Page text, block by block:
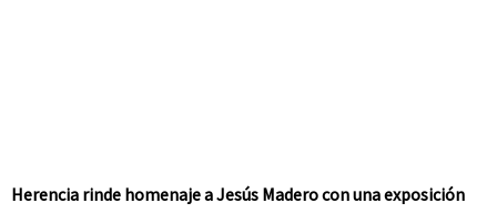
Herencia rinde homenaje a Jesús Madero con una exposición